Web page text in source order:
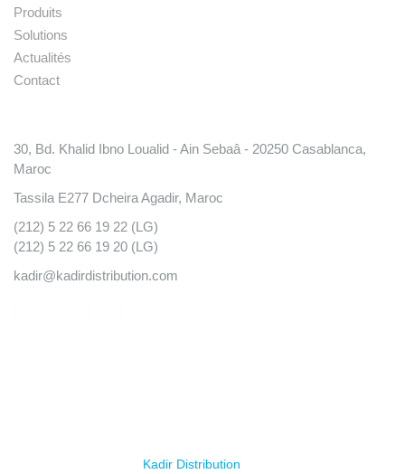
Produits
Solutions
Actualités
Contact
30, Bd. Khalid Ibno Loualid - Ain Sebaâ - 20250 Casablanca,
Maroc
Tassila E277 Dcheira Agadir, Maroc
(212) 5 22 66 19 22 (LG)
(212) 5 22 66 19 20 (LG)
kadir@kadirdistribution.com
Kadir Distribution